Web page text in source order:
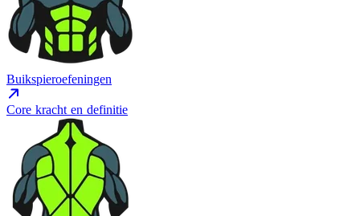
Buikspieroefeningen
Core kracht en definitie